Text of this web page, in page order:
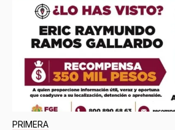
PRIMERA